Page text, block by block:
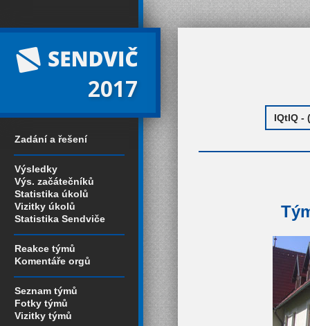
2017
Zadání a řešení
Výsledky
Výs. začátečníků
Statistika úkolů
Vizitky úkolů
Statistika Sendviče
Reakce týmů
Komentáře orgů
Seznam týmů
Fotky týmů
Vizitky týmů